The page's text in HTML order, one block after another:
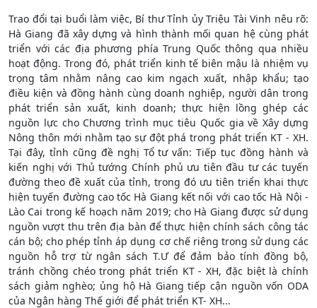
Trao đổi tại buổi làm việc, Bí thư Tỉnh ủy Triệu Tài Vinh nêu rõ:
Hà Giang đã xây dựng và hình thành mối quan hệ cùng phát
triển với các địa phương phía Trung Quốc thông qua nhiều
hoạt động. Trong đó, phát triển kinh tế biên mậu là nhiệm vụ
trọng tâm nhằm nâng cao kim ngạch xuất, nhập khẩu; tạo
điều kiện và đồng hành cùng doanh nghiệp, người dân trong
phát triển sản xuất, kinh doanh; thực hiện lồng ghép các
nguồn lực cho Chương trình mục tiêu Quốc gia về Xây dựng
Nông thôn mới nhằm tạo sự đột phá trong phát triển KT - XH.
Tại đây, tỉnh cũng đề nghị Tổ tư vấn: Tiếp tục đồng hành và
kiến nghị với Thủ tướng Chính phủ ưu tiên đầu tư các tuyến
đường theo đề xuất của tỉnh, trong đó ưu tiên triển khai thực
hiện tuyến đường cao tốc Hà Giang kết nối với cao tốc Hà Nội -
Lào Cai trong kế hoạch năm 2019; cho Hà Giang được sử dụng
nguồn vượt thu trên địa bàn để thực hiện chính sách công tác
cán bộ; cho phép tỉnh áp dụng cơ chế riêng trong sử dụng các
nguồn hỗ trợ từ ngân sách T.Ư để đảm bảo tính đồng bộ,
tránh chồng chéo trong phát triển KT - XH, đặc biệt là chính
sách giảm nghèo; ủng hộ Hà Giang tiếp cận nguồn vốn ODA
của Ngân hàng Thế giới để phát triển KT- XH...